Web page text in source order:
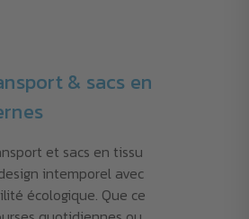
& sacs en
et sacs en tissu
intemporel avec
écologique. Que ce